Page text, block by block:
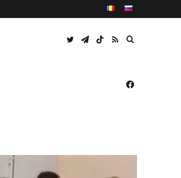
Caută
RSS
TikTok
Telegram
Twitter
Facebook